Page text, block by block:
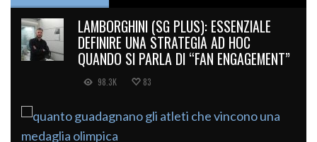
LAMBORGHINI (SG PLUS): ESSENZIALE
DEFINIRE UNA STRATEGIA AD HOC
QUANDO SI PARLA DI “FAN ENGAGEMENT”
98.3K 83